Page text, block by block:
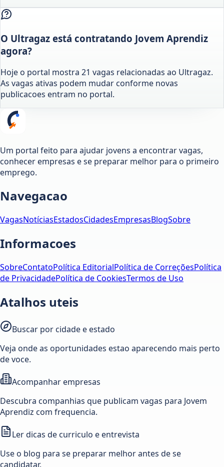
O Ultragaz está contratando Jovem Aprendiz
agora?
Hoje o portal mostra 21 vagas relacionadas ao Ultragaz.
As vagas ativas podem mudar conforme novas
publicacoes entram no portal.
Um portal feito para ajudar jovens a encontrar vagas,
conhecer empresas e se preparar melhor para o primeiro
emprego.
Navegacao
VagasNotíciasEstadosCidadesEmpresasBlogSobre
Informacoes
SobreContatoPolítica EditorialPolítica de CorreçõesPolítica
de PrivacidadePolítica de CookiesTermos de Uso
Atalhos uteis
Buscar por cidade e estado
Veja onde as oportunidades estao aparecendo mais perto
de voce.
Acompanhar empresas
Descubra companhias que publicam vagas para Jovem
Aprendiz com frequencia.
Ler dicas de curriculo e entrevista
Use o blog para se preparar melhor antes de se
candidatar.